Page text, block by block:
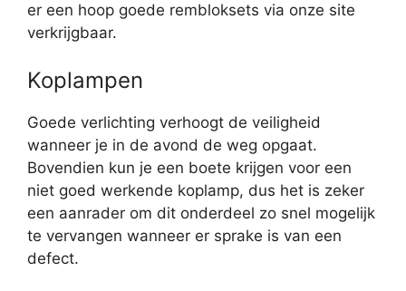
er een hoop goede rembloksets via onze site
verkrijgbaar.
Koplampen
Goede verlichting verhoogt de veiligheid
wanneer je in de avond de weg opgaat.
Bovendien kun je een boete krijgen voor een
niet goed werkende koplamp, dus het is zeker
een aanrader om dit onderdeel zo snel mogelijk
te vervangen wanneer er sprake is van een
defect.